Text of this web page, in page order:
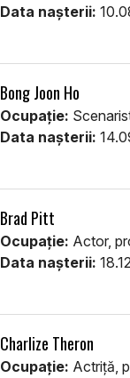
Data nașterii:
Bong Joon Ho
Ocupație:
Data nașterii:
Brad Pitt
Ocupație: Actor,
Data nașterii:
Charlize Theron
Ocupație: Actriță,